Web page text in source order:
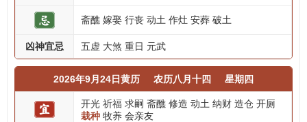
斋醮 嫁娶 行丧 动土 作灶 安葬 破土
凶神宜忌 五虚 大煞 重日 元武
2026年9月24日黄历 农历八月十四 星期四
开光 祈福 求嗣 斋醮 修造 动土 纳财 造仓 开厕
栽种 牧养 会亲友